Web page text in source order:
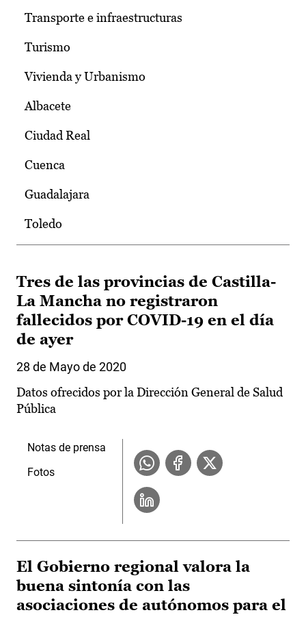
Transporte e infraestructuras
Turismo
Vivienda y Urbanismo
Albacete
Ciudad Real
Cuenca
Guadalajara
Toledo
Tres de las provincias de Castilla-
La Mancha no registraron
fallecidos por COVID-19 en el día
de ayer
28 de Mayo de 2020
Datos ofrecidos por la Dirección General de Salud
Pública
Notas de prensa
Fotos
El Gobierno regional valora la
buena sintonía con las
asociaciones de autónomos para el